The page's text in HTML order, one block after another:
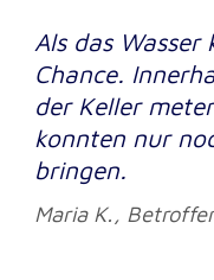
Als das
Chance.
der Keller
konnten nur
bringen.
Maria K.,
Name:
NID
Anbieter:
Google LLC
Einbinden von